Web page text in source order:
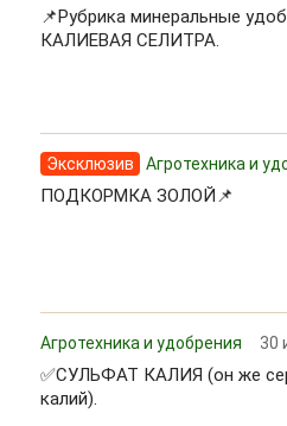
📌Рубрика минеральные
КАЛИЕВАЯ СЕЛИТРА.
Эксклюзив Агротехника и
ПОДКОРМКА ЗОЛОЙ📌
Агротехника и удобрения 30
✅СУЛЬФАТ КАЛИЯ (он же
калий).